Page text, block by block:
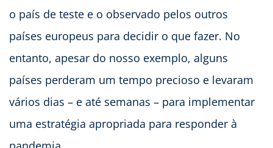
o país de teste e o observado pelos outros
países europeus para decidir o que fazer. No
entanto, apesar do nosso exemplo, alguns
países perderam um tempo precioso e levaram
vários dias – e até semanas – para implementar
uma estratégia apropriada para responder à